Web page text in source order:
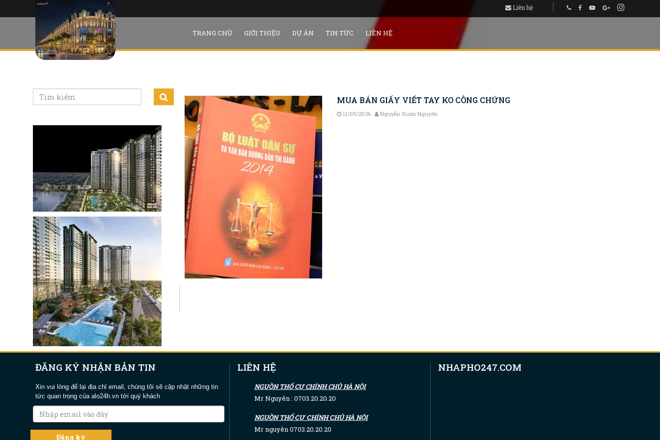
Liên hệ
TRANG CHỦ GIỚI THIỆU DỰ ÁN TIN TỨC LIÊN HỆ
MUA BÁN GIẤY VIẾT TAY KO CÔNG CHỨNG
11/05/2026 Nguyễn Xuân Nguyên
ĐĂNG KÝ NHẬN BẢN TIN
Xin vui lòng để lại địa chỉ email, chúng tôi sẽ cập nhật những tin
tức quan trọng của alo24h.vn tới quý khách
LIÊN HỆ
NGUỒN THỔ CƯ CHÍNH CHỦ HÀ NỘI
Mr Nguyên : 0703.20.20.20
NGUỒN THỔ CƯ CHÍNH CHỦ HÀ NỘI
Mr nguyên 0703.20.20.20
NHAPHO247.COM